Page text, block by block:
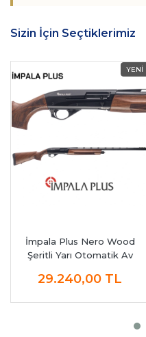
Sizin İçin Seçtiklerimiz
İmpala Plus Nero Wood
Şeritli Yarı Otomatik Av
29.240,00 TL